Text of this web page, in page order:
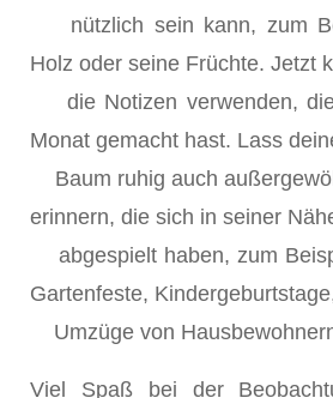
nützlich sein kann, zum
Holz oder seine Früchte. Jetzt
die Notizen verwenden,
Monat gemacht hast. Lass
Baum ruhig auch
erinnern, die sich in seiner
abgespielt haben, zum
Gartenfeste,
Umzüge von
Viel Spaß bei der